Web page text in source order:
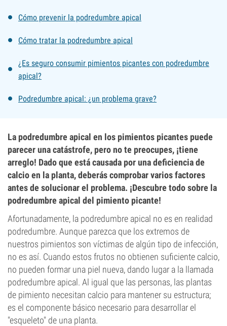
Cómo prevenir la podredumbre apical
Cómo tratar la podredumbre apical
¿Es seguro consumir pimientos picantes con podredumbre
apical?
Podredumbre apical: ¿un problema grave?
La podredumbre apical en los pimientos picantes puede
parecer una catástrofe, pero no te preocupes, ¡tiene
arreglo! Dado que está causada por una deficiencia de
calcio en la planta, deberás comprobar varios factores
antes de solucionar el problema. ¡Descubre todo sobre la
podredumbre apical del pimiento picante!
Afortunadamente, la podredumbre apical no es en realidad
podredumbre. Aunque parezca que los extremos de
nuestros pimientos son víctimas de algún tipo de infección,
no es así. Cuando estos frutos no obtienen suficiente calcio,
no pueden formar una piel nueva, dando lugar a la llamada
podredumbre apical. Al igual que las personas, las plantas
de pimiento necesitan calcio para mantener su estructura;
es el componente básico necesario para desarrollar el
"esqueleto" de una planta.